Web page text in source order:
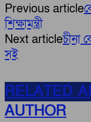
Previous article
শিক্ষামন্ত্রী
Next articleচীনা
সই
RELATED
AUTHOR